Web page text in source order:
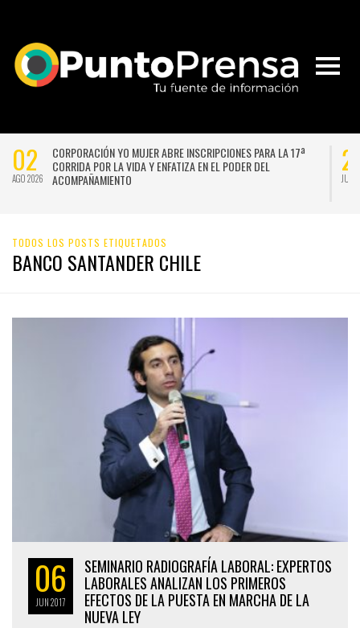
02
AGO 2026
CORPORACIÓN YO MUJER ABRE INSCRIPCIONES PARA LA 17ª
CORRIDA POR LA VIDA Y ENFATIZA EN EL PODER DEL
ACOMPAÑAMIENTO
JUL
TODOS LOS POSTS ETIQUETADOS
BANCO SANTANDER CHILE
06
JUN2017
SEMINARIO RADIOGRAFÍA LABORAL: EXPERTOS
LABORALES ANALIZAN LOS PRIMEROS
EFECTOS DE LA PUESTA EN MARCHA DE LA
NUEVA LEY